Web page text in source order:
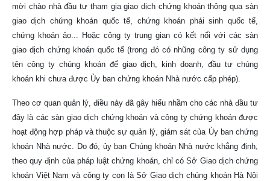
mời chào nhà đầu tư tham gia giao dịch chứng khoán thông qua sàn
giao dịch chứng khoán quốc tế, chứng khoán phái sinh quốc tế,
chứng khoán ảo... Hoặc công ty trung gian có kết nối với các sàn
giao dịch chứng khoán quốc tế (trong đó có nhũng công ty sử dụng
tên công ty chúng khoán để giao dịch, kinh doanh, đầu tư chúng
khoán khi chưa được Ủy ban chứng khoán Nhà nước cấp phép).
Theo cơ quan quản lý, điều này đã gây hiểu nhầm cho các nhà đầu tư
đây là các sàn giao dịch chứng khoán và công ty chứng khoán được
hoạt động hợp pháp và thuộc sự quản lý, giám sát của Ủy ban chứng
khoán Nhà nước. Do đó, ủy ban Chúng khoán Nhà nước khẳng định,
theo quy định của pháp luật chứng khoán, chỉ có Sở Giao dịch chứng
khoán Việt Nam và công ty con là Sở Giao dịch chúng khoán Hà Nội